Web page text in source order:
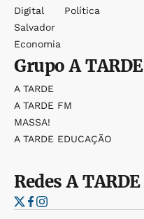
Digital
Salvador
Economia
Política
GrupoA TARDE
A TARDE
A TARDE FM
MASSA!
A TARDE EDUCAÇÃO
RedesA TARDE